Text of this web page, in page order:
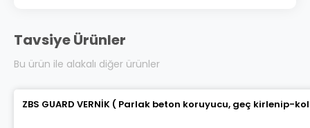
Tavsiye Ürünler
Bu ürün ile alakalı diğer ürünler
ZBS GUARD VERNİK ( Parlak beton koruyucu, geç kirlenip-